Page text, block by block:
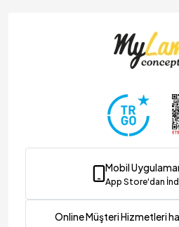
Mobil
App Store'dan
Online Müşteri Hizmetleri